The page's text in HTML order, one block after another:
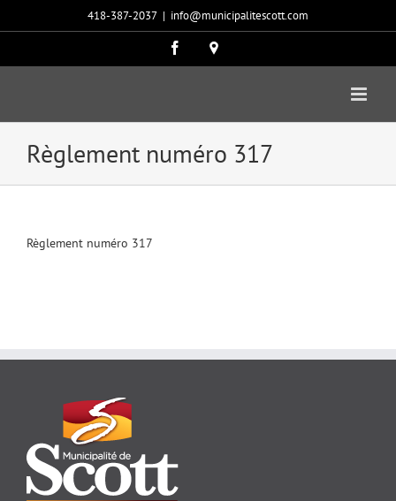
418-387-2037 | info@municipalitescott.com
Facebook
Carte
Règlement numéro 317
Règlement numéro 317